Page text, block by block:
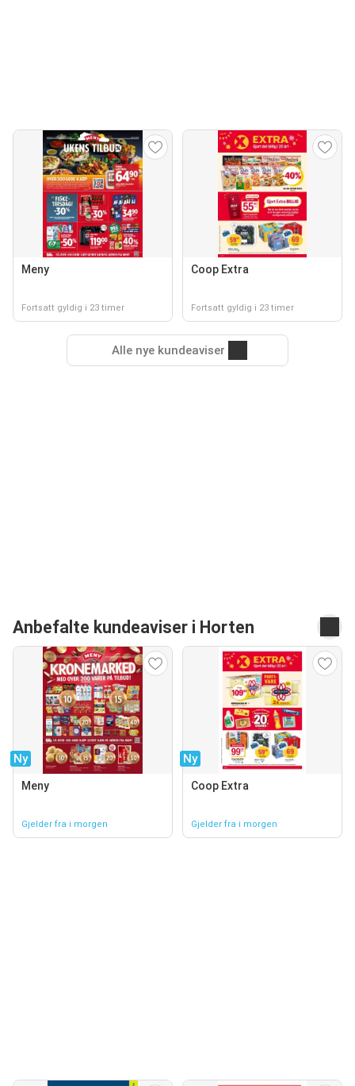
Meny
Fortsatt gyldig i 23 timer
Coop Extra
Fortsatt gyldig i 23 timer
Alle nye kundeaviser
Anbefalte kundeaviser i Horten
Ny
Meny
Gjelder fra i morgen
Ny
Coop Extra
Gjelder fra i morgen